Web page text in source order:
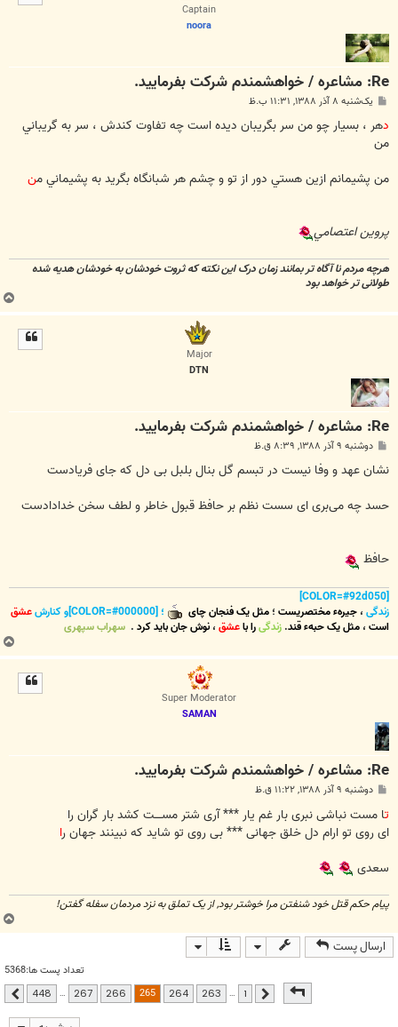
Captain
noora
Re: مشاعره / خواهشمندم شرکت بفرماييد.
پ
ت
یک‌شنبه ۸ آذر ۱۳۸۸, ۱۱:۳۱ ب.ظ
دهر ، بسيار چو من سر بگريبان ديده است چه تفاوت كندش ، سر به گريباني
من
من پشيمانم ازين هستي دور از تو و چشم هر شبانگاه بگريد به پشيماني من
پروين اعتصامي
هرچه مردم نا آگاه تر بمانند زمان درک این نکته که ثروت خودشان به خودشان هدیه شده
طولانی تر خواهد بود
ب
ا
Major
DTN
Re: مشاعره / خواهشمندم شرکت بفرماييد.
پ
ت
دوشنبه ۹ آذر ۱۳۸۸, ۸:۳۹ ق.ظ
نشان عهد و وفا نیست در تبسم گل بنال بلبل بی دل که جای فریادست
حسد چه می‌بری ای سست نظم بر حافظ قبول خاطر و لطف سخن خدادادست
حافظ
زندگی،جیرهء مختصریست؛مثل یک فنجان چای ؛ [COLOR=#000000]و کنارش
عشق
است،مثل یک حبهء قند. زندگیرا باعشق،نوش جانباید کرد. سهراب سپهری
ب
ا
Super Moderator
SAMAN
Re: مشاعره / خواهشمندم شرکت بفرماييد.
پ
ت
دوشنبه ۹ آذر ۱۳۸۸, ۱۱:۲۲ ق.ظ
ا مست نباشی نبری بار غم یار *** آری شتر مســــت کشد بار گران را
ای روی تو ارام دل خلق جهانی *** بی روی تو شاید که نبینند جهان را
سعدی
پیام حکم قتل خود شنفتن مرا خوشتر بود, از یک تملق به نزد مردمان سفله گفتن!
ب
ا
ارسال پست
تعداد پست ها:5368
448 قبلی …
263
264
265
266
267
…
448 بعدی